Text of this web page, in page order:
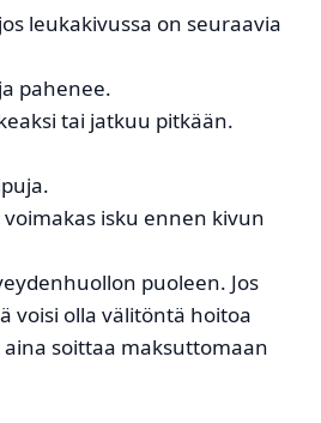
leukakivussa on seuraavia
pahenee.
tai jatkuu pitkään.
isku ennen kivun
puoleen. Jos
voisi olla välitöntä hoitoa
soittaa maksuttomaan